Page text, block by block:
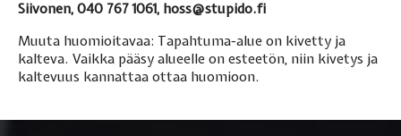
Siivonen, 040 767 1061, hoss@stupido.fi
Muuta huomioitavaa: Tapahtuma-alue on kivetty ja
kalteva. Vaikka pääsy alueelle on esteetön, niin kivetys ja
kaltevuus kannattaa ottaa huomioon.